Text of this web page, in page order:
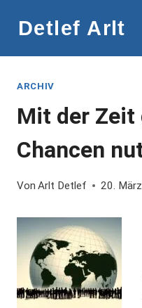
Inhalt
springen
Detlef Arlt
ARCHIV
Mit der Zeit
Chancen
Von Arlt Detlef 20.